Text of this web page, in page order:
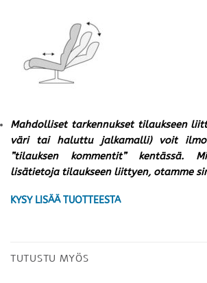
Mahdolliset tarkennukset tilaukseen
väri tai haluttu jalkamalli) voit
”tilauksen kommentit” kentässä.
lisätietoja tilaukseen liittyen, otamme
KYSY LISÄÄ TUOTTEESTA
TUTUSTU MYÖS